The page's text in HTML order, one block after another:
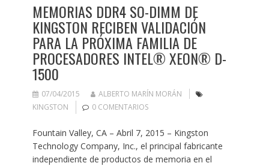
MEMORIAS DDR4 SO-DIMM DE
KINGSTON RECIBEN VALIDACIÓN
PARA LA PRÓXIMA FAMILIA DE
PROCESADORES INTEL® XEON® D-
1500
07/04/2015
ALBERTO MARÍN MORÁN
KINGSTON
0 COMENTARIOS
Fountain Valley, CA – Abril 7, 2015 – Kingston
Technology Company, Inc., el principal fabricante
independiente de productos de memoria en el